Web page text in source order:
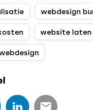
webdesign
website laten